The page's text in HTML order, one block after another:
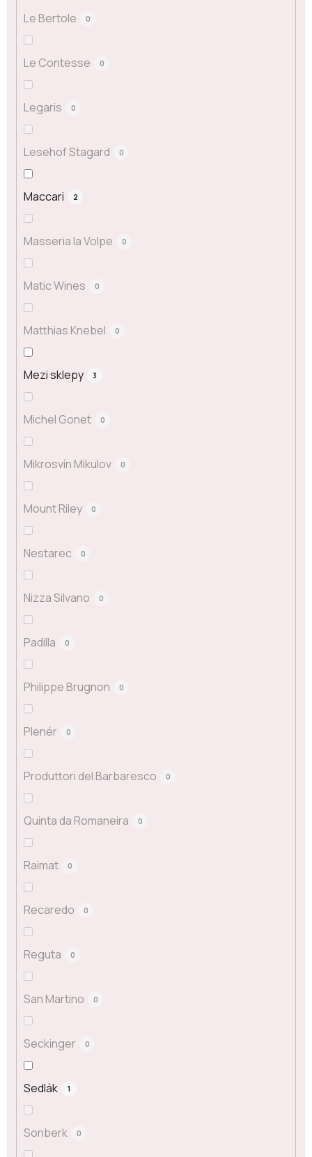
Le Bertole 0
Le Contesse 0
Legaris 0
Lesehof Stagard 0
Maccari 2
Masseria la Volpe 0
Matic Wines 0
Matthias Knebel 0
Mezi sklepy 3
Michel Gonet 0
Mikrosvín Mikulov 0
Mount Riley 0
Nestarec 0
Nizza Silvano 0
Padilla 0
Philippe Brugnon 0
Plenér 0
Produttori del Barbaresco 0
Quinta da Romaneira 0
Raimat 0
Recaredo 0
Reguta 0
San Martino 0
Seckinger 0
Sedlák 1
Sonberk 0